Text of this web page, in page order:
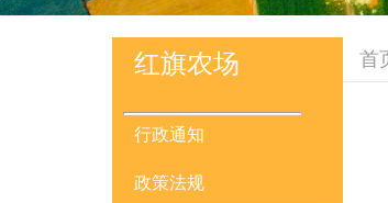
红旗农场
行政通知
政策法规
首